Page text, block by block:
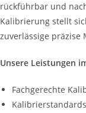
rückführbar und
Kalibrierung stellt
zuverlässige präzise
Unsere Leistungen
Fachgerechte